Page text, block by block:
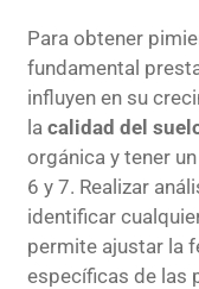
Para obtener
fundamental
influyen en su
la calidad del
orgánica y tener
6 y 7. Realizar
identificar
permite ajustar la
específicas de las